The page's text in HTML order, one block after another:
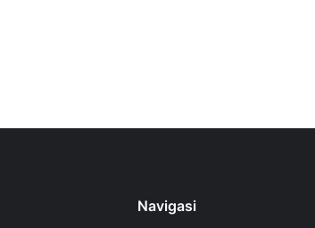
Navigasi